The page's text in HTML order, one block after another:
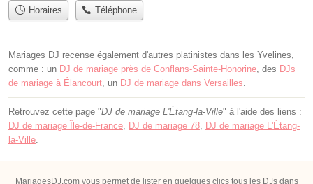
Horaires Téléphone
Mariages DJ recense également d'autres platinistes dans les Yvelines,
comme : un DJ de mariage près de Conflans-Sainte-Honorine , des DJs
de mariage à Élancourt , un DJ de mariage dans Versailles
Retrouvez cette page "DJ de mariage L'Étang-la-Ville" à l'aide des liens :
DJ de mariage Île-de-France DJ de mariage 78 DJ de mariage L'Étang-
la-Ville
MariagesDJ.com vous permet de lister en quelques clics tous les DJs dans